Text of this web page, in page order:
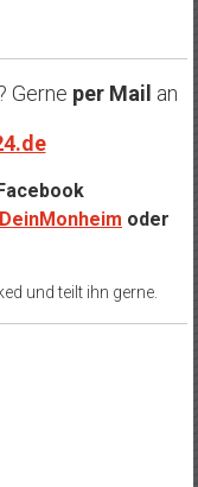
Gerne per Mail an
DeinMonheim oder
und teilt ihn gerne.